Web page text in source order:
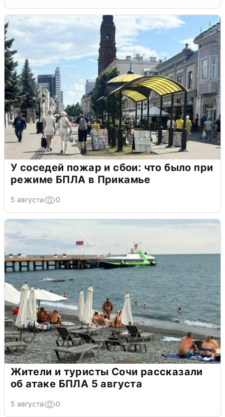
У соседей пожар и сбои: что было при
режиме БПЛА в Прикамье
5 августа 0
Жители и туристы Сочи рассказали
об атаке БПЛА 5 августа
5 августа 0